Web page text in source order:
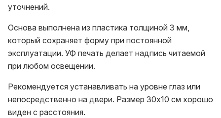
уточнений.
Основа выполнена из пластика толщиной 3 мм,
который сохраняет форму при постоянной
эксплуатации. УФ печать делает надпись читаемой
при любом освещении.
Рекомендуется устанавливать на уровне глаз или
непосредственно на двери. Размер 30х10 см хорошо
виден с расстояния.